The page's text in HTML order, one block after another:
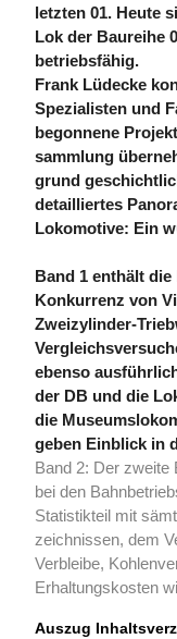
letzten 01. Heute
Lok der Baureihe
betriebsfähig.
Frank Lüdecke
Spezialisten und
begonnene
sammlung
grund
detailliertes
Lokomotive: Ein
Band 1 enthält
Konkurrenz von
Zweizylinder-
ebenso
der DB und die
die
geben Einblick in
Band 2: Der
bei den
Statistik­teil mit
zeichnissen, dem
Verbleibe,
Erhaltungskosten
Auszug